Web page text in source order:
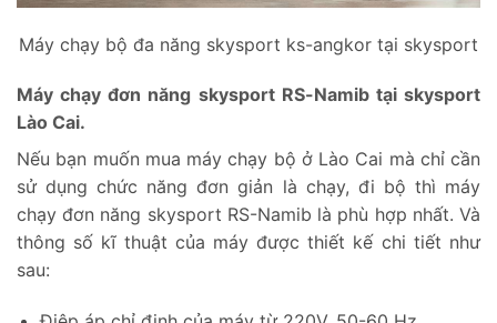
Máy chạy bộ đa năng skysport ks-angkor tại skysport
Máy chạy đơn năng skysport RS-Namib tại skysport
Lào Cai.
Nếu bạn muốn mua máy chạy bộ ở Lào Cai mà chỉ cần
sử dụng chức năng đơn giản là chạy, đi bộ thì máy
chạy đơn năng skysport RS-Namib là phù hợp nhất. Và
thông số kĩ thuật của máy được thiết kế chi tiết như
sau: